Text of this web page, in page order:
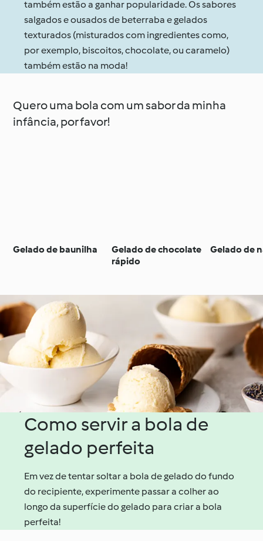
também estão a ganhar popularidade. Os sabores
salgados e ousados de beterraba e gelados
texturados (misturados com ingredientes como,
por exemplo, biscoitos, chocolate, ou caramelo)
também estão na moda!
Quero uma bola com um sabor da minha
infância, por favor!
Gelado de baunilha
Gelado de chocolate
rápido
Gelado de
Como servir a bola de
gelado perfeita
Em vez de tentar soltar a bola de gelado do fundo
do recipiente, experimente passar a colher ao
longo da superfície do gelado para criar a bola
perfeita!